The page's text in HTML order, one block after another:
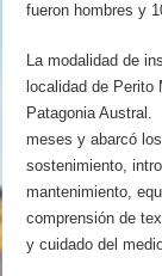
fueron hombres y
La modalidad de
localidad de Perito
Patagonia Austral.
meses y abarcó
sostenimiento,
mantenimiento,
comprensión de
y cuidado del